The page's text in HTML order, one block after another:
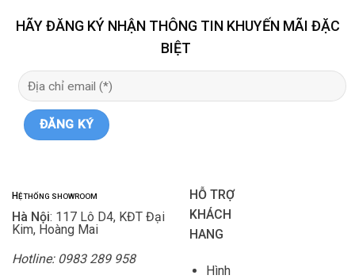
HÃY ĐĂNG KÝ NHẬN THÔNG TIN KHUYẾN MÃI ĐẶC
BIỆT
HỆ THỐNG SHOWROOM
Hà Nội: 117 Lô D4, KĐT Đại
Kim, Hoàng Mai
Hotline: 0983 289 958
HỖ TRỢ
KHÁCH
HANG
Hình